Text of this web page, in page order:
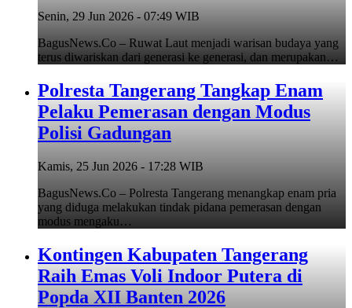
Senin, 29 Jun 2026 - 07:49 WIB
BagusNews.Co – Ruwat Laut menjadi warisan budaya yang
terus diwariskan dari generasi ke generasi, dan merupakan…
Polresta Tangerang Tangkap Enam
Pelaku Pemerasan dengan Modus
Polisi Gadungan
Kamis, 25 Jun 2026 - 17:28 WIB
BagusNews.Co – Polresta Tangerang menangkap enam pria
yang diduga melakukan tindak pidana pemerasan dengan
modus mengaku…
Kontingen Kabupaten Tangerang
Raih Emas Voli Indoor Putera di
Popda XII Banten 2026